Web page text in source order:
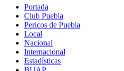
Portada
Club Puebla
Pericos de Puebla
Local
Nacional
Internacional
Estadísticas